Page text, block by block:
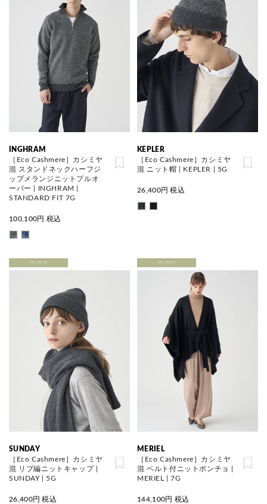
INGHRAM
［Eco Cashmere］カシミヤ
混 スタンドネックハーフジ
ップメランジニットプルオ
ーバー | INGHRAM |
STANDARD FIT 7G
100,100円 税込
KEPLER
［Eco Cashmere］カシミヤ
混 ニット帽 | KEPLER | 5G
26,400円 税込
PRE ORDER
SUNDAY
［Eco Cashmere］カシミヤ
混 リブ編ニットキャップ |
SUNDAY | 5G
26,400円 税込
PRE ORDER
MERIEL
［Eco Cashmere］カシミヤ
混 ベルト付ニットポンチョ |
MERIEL | 7G
144,100円 税込